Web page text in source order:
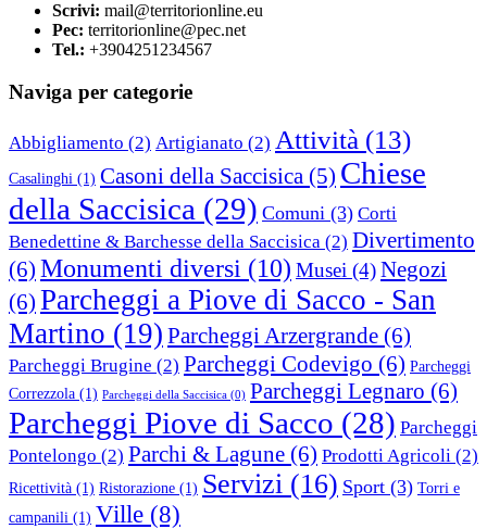
Scrivi: mail@territorionline.eu
Pec: territorionline@pec.net
Tel.: +3904251234567
Naviga per categorie
Abbigliamento (2) Artigianato (2) Attività (13)
Casalinghi (1) Casoni della Saccisica (5) Chiese
della Saccisica (29) Comuni (3) Corti
Benedettine & Barchesse della Saccisica (2) Divertimento
(6) Monumenti diversi (10) Musei (4)Negozi
(6) Parcheggi a Piove di Sacco - San
Martino (19) Parcheggi Arzergrande (6)
Parcheggi Brugine (2) Parcheggi Codevigo (6) Parcheggi
Correzzola (1) Parcheggi della Saccisica (0) Parcheggi Legnaro (6)
Parcheggi Piove di Sacco (28) Parcheggi
Pontelongo (2) Parchi & Lagune (6) Prodotti Agricoli (2)
Ricettività (1) Ristorazione (1) Servizi (16) Sport (3) Torri e
campanili (1) Ville (8)